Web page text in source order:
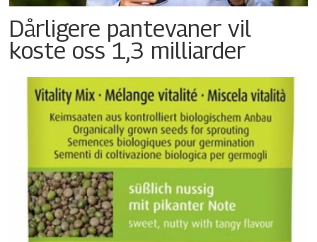
Dårligere pantevaner vil
koste oss 1,3 milliarder